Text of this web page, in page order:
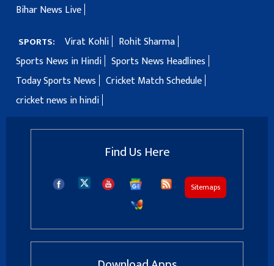
Bihar News Live
SPORTS: Virat Kohli
Rohit Sharma
Sports News in Hindi Sports News Headlines
Today Sports News
Cricket Match Schedule
cricket news in hindi
Find Us Here
Sitemaps